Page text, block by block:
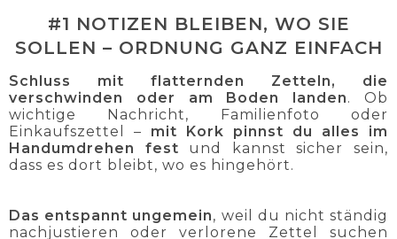
#1 NOTIZEN BLEIBEN, WO SIE
SOLLEN – ORDNUNG GANZ EINFACH
Schluss mit flatternden Zetteln, die
verschwinden oder am Boden landen. Ob
wichtige Nachricht, Familienfoto oder
Einkaufszettel – mit Kork pinnst du alles im
Handumdrehen fest und kannst sicher sein,
dass es dort bleibt, wo es hingehört.
Das entspannt ungemein, weil du nicht ständig
nachjustieren oder verlorene Zettel suchen